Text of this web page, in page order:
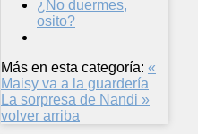
¿No duermes,
osito?
Más en esta categoría: «
Maisy va a la guardería
La sorpresa de Nandi »
volver arriba